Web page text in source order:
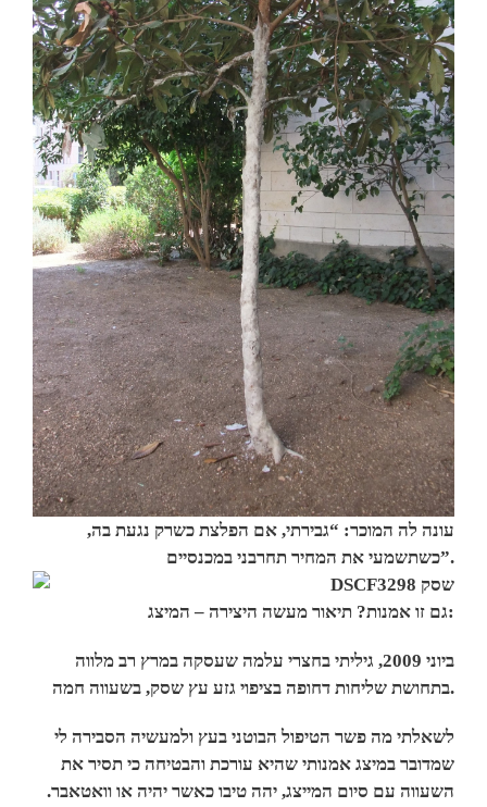
עונה לה המוכר: “גבירתי, אם הפלצת כשרק נגעת בה,
כשתשמעי אתהמחיר תחרבני במכנסיים”.
גם זו אמנות? תיאור מעשה היצירה – המיצג:
ביוני 2009, גיליתי בחצרי עלמה שעסקה במרץ רב מלווה
בתחושת שליחות דחופה בציפוי גזע עץ שסק, בשעווה חמה.
לשאלתי מה פשר הטיפול הבוטני בעץ ולמעשיה הסבירה לי
שמדובר במיצג אמנותי שהיא עורכת והבטיחה כי תסיר את
השעווה עם סיום המייצג, יהה טיבו כאשר יהיה או וואטאבר.